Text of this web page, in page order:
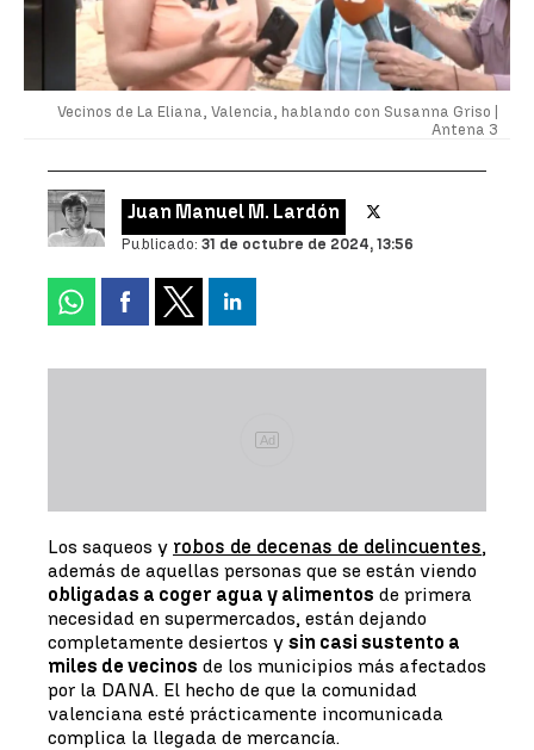
Vecinos de La Eliana, Valencia, hablando con Susanna Griso |
Antena 3
Juan Manuel M. Lardón
Publicado:31 de octubre de 2024, 13:56
Ad
Los saqueos y robos de decenas de delincuentes,
además de aquellas personas que se están viendo
obligadas a coger agua y alimentos de primera
necesidad en supermercados, están dejando
completamente desiertos y sin casi sustento a
miles de vecinos de los municipios más afectados
por la DANA. El hecho de que la comunidad
valenciana esté prácticamente incomunicada
complica la llegada de mercancía.